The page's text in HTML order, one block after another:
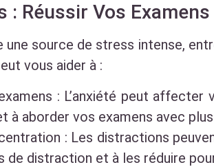
: Réussir Vos
source de stress intense,
vous aider à :
: L’anxiété peut
à aborder vos examens avec
: Les distractions
distraction et à les réduire